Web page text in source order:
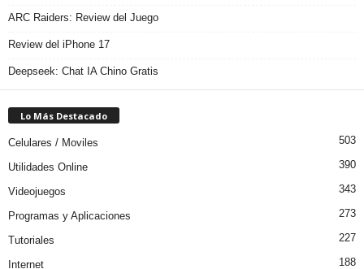
ARC Raiders: Review del Juego
Review del iPhone 17
Deepseek: Chat IA Chino Gratis
Lo Más Destacado
Celulares / Moviles 503
Utilidades Online 390
Videojuegos 343
Programas y Aplicaciones 273
Tutoriales 227
Internet 188